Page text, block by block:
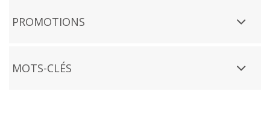
PROMOTIONS
MOTS-CLÉS